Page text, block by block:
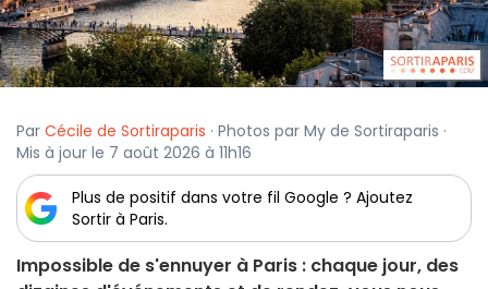
Par Cécile de Sortiraparis · Photos par My de Sortiraparis ·
Mis à jour le 7 août 2026 à 11h16
Plus de positif dans votre fil Google ? Ajoutez
Sortir à Paris.
Impossible de s'ennuyer à Paris : chaque jour, des